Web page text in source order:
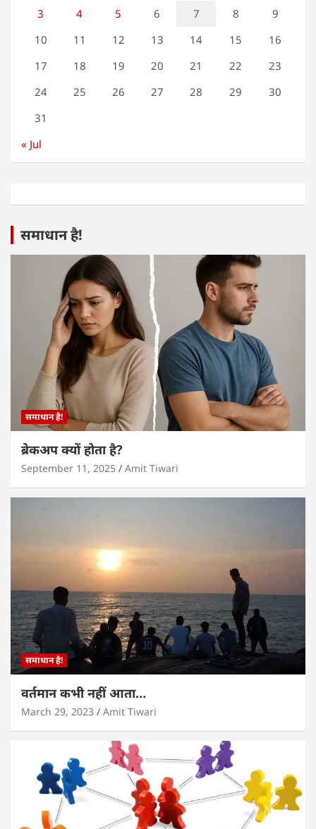
3 4 5 6 7 8
9
10
11 12 13 14 15
16
17
18 19 20 21 22
23
24
25 26 27 28 29
30
31
« Jul
समाधान है!
समाधान है!
ब्रेकअप क्यों होता है?
September 11, 2025 Amit Tiwari
समाधान है!
वर्तमान कभी नहीं आता…
March 29, 2023 Amit Tiwari